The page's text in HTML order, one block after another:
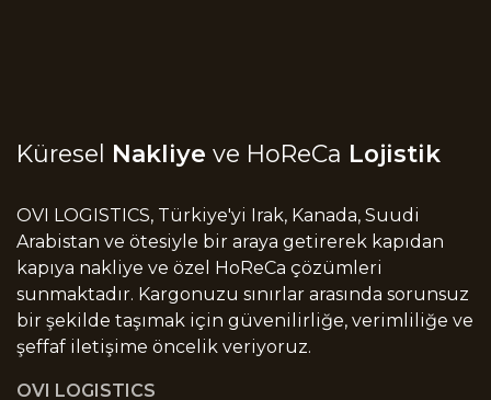
Küresel Nakliye ve HoReCa Lojistik
OVI LOGISTICS, Türkiye'yi Irak, Kanada, Suudi
Arabistan ve ötesiyle bir araya getirerek kapıdan
kapıya nakliye ve özel HoReCa çözümleri
sunmaktadır. Kargonuzu sınırlar arasında sorunsuz
bir şekilde taşımak için güvenilirliğe, verimliliğe ve
şeffaf iletişime öncelik veriyoruz.
OVI LOGISTICS